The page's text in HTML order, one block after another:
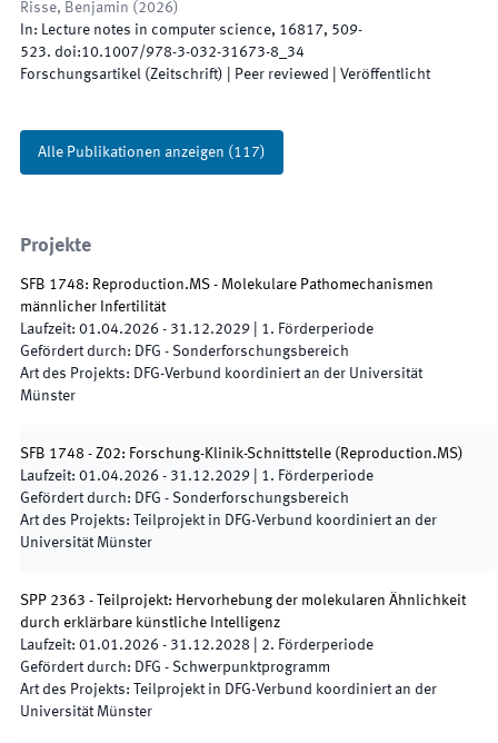
Risse, Benjamin ( 2026)
In: Lecture notes in computer science, 16817, 509-
523. doi:10.1007/978-3-032-31673-8_34
Forschungsartikel (Zeitschrift) | Peer reviewed Veröffentlicht
Alle Publikationen anzeigen (117)
Projekte
SFB 1748: Reproduction.MS - Molekulare Pathomechanismen
männlicher Infertilität
Laufzeit: 01.04.2026 - 31.12.2029 1. Förderperiode
Gefördert durch: DFG - Sonderforschungsbereich
Art des Projekts: DFG-Verbund koordiniert an der Universität
Münster
SFB 1748 - Z02: Forschung-Klinik-Schnittstelle ( Reproduction.MS)
Laufzeit: 01.04.2026 - 31.12.2029 1. Förderperiode
Gefördert durch: DFG - Sonderforschungsbereich
Art des Projekts:
Teilprojekt in DFG-Verbund koordiniert an der
Universität Münster
SPP 2363 - Teilprojekt: Hervorhebung der molekularen Ähnlichkeit
durch erklärbare künstliche Intelligenz
Laufzeit: 01.01.2026 - 31.12.2028 2. Förderperiode
Gefördert durch: DFG - Schwerpunktprogramm
Art des Projekts:
Teilprojekt in DFG-Verbund koordiniert an der
Universität Münster